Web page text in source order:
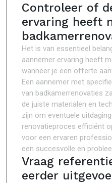
Controleer of
ervaring heeft
Het is van essentieel
aannemer ervaring heeft
wanneer je een offerte
Een aannemer met
van badkamerrenovaties
de juiste materialen en
zijn om eventuele
renovatieproces efficiënt
voor een ervaren
een succesvolle en
Vraag
eerder